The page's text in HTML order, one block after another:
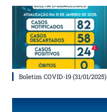
Boletim COVID-19 (31/01/2025)